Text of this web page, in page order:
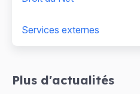
Services externes
Plus d'actualités